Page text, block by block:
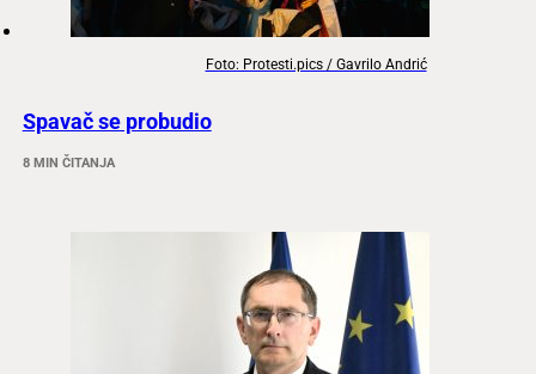
Foto: Protesti.pics / Gavrilo Andrić
Spavač se probudio
8 MIN ČITANJA